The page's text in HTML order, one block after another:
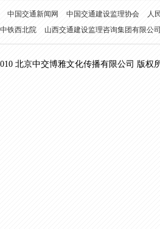
中国交通新闻网 中国交通建设监理协会
人
中铁西北院 山西交通建设监理咨询集团有限公
北京中交博雅文化传播有限公司 版